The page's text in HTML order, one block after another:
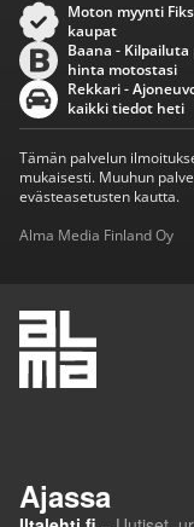
Moton myynti
kaupat
Baana - Kilpailuta
hinta motostasi
Rekkari -
kaikki tiedot heti
Tämän palvelun
mukaisesti. Muuhun
evästeasetusten kautta.
Alma Media Finland Oy